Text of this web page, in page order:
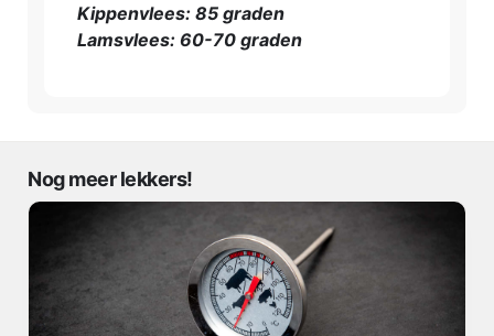
Kippenvlees: 85 graden
Lamsvlees: 60-70 graden
Nog meer lekkers!